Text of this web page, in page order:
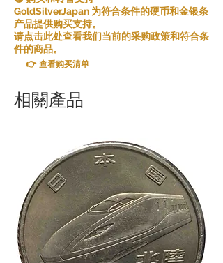
商品不同，请在收到商品后 [5 天] 内告知
我们，我们将向您发送正确的商品并承担
任何额外的运费。
如果您连续取消订单的任何部分或全部内
容，我们可能会拒绝将来与您开展业务。
请在下订单之前仔细考虑产品和条件并做
感谢您的理解与合作。您的满意是我们的
首要任务，我们将竭尽全力为您提供良好
GoldSilverJapan 为符合条件的硬币和金银条
产品提供购买支持。
请点击此处查看我们当前的采购政策和符合条
件的商品。
👉 查看购买清单
相關產品